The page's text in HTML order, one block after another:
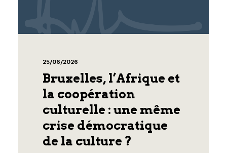
25/06/2026
Bruxelles, l’Afrique et
la coopération
culturelle : une même
crise démocratique
de la culture ?